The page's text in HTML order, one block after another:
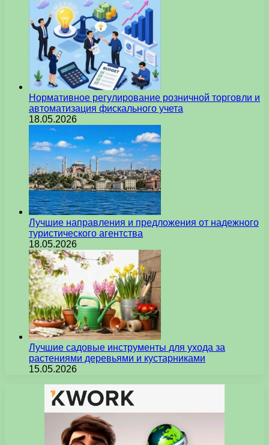
Нормативное регулирование розничной торговли и
автоматизация фискального учета
18.05.2026
Лучшие направления и предложения от надежного
туристического агентства
18.05.2026
Лучшие садовые инструменты для ухода за
растениями деревьями и кустарниками
15.05.2026